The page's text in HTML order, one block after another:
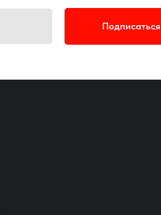
РАБОТЫ
Подписаться